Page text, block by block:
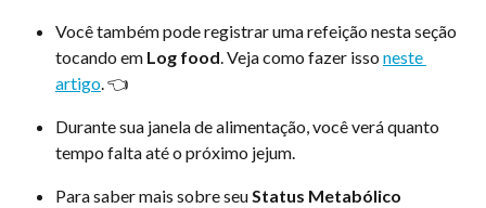
Você também pode registrar uma refeição nesta seção
tocando em Log food. Veja como fazer isso neste
artigo. 👈
Durante sua janela de alimentação, você verá quanto
tempo falta até o próximo jejum.
Para saber mais sobre seu Status Metabólico